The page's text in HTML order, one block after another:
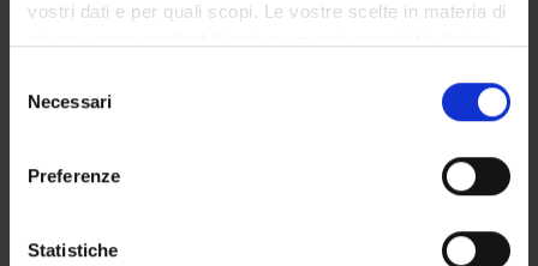
vostri dati e per quali scopi. Le vostre scelte in materia di
modificare o revocare il proprio consenso in qualsiasi
momento dalla Dichiarazione sui cookie o facendo clic
raccogliere informazioni sulla tua posizione
delNecessari
Preferenze
Statistiche
OFFERTA FORMATIVA
CORSI DI STUDIO